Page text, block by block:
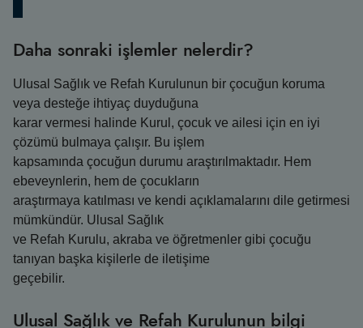
Daha sonraki işlemler nelerdir?
Ulusal Sağlık ve Refah Kurulunun bir çocuğun koruma
veya desteğe ihtiyaç duyduğuna
karar vermesi halinde Kurul, çocuk ve ailesi için en iyi
çözümü bulmaya çalışır. Bu işlem
kapsamında çocuğun durumu araştırılmaktadır. Hem
ebeveynlerin, hem de çocukların
araştırmaya katılması ve kendi açıklamalarını dile getirmesi
mümkündür. Ulusal Sağlık
ve Refah Kurulu, akraba ve öğretmenler gibi çocuğu
tanıyan başka kişilerle de iletişime
geçebilir.
Ulusal Sağlık ve Refah Kurulunun bilgi